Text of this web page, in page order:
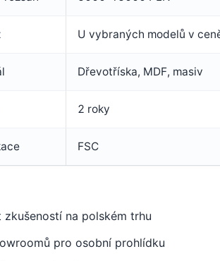
U vybraných modelů v
Dřevotříska, MDF, masiv
2 roky
FSC
zkušeností na polském trhu
pro osobní prohlídku